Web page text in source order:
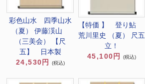
彩色山水 四季山水
（夏） 伊藤渓山
（三美会） 【尺
五】 日本製
24,530円
(税込)
【特価 】 登り鮎
荒川里史 （夏） 尺五
立！
45,100円
(税込)